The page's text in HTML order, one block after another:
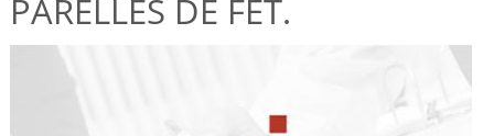
PARELLES DE FET.